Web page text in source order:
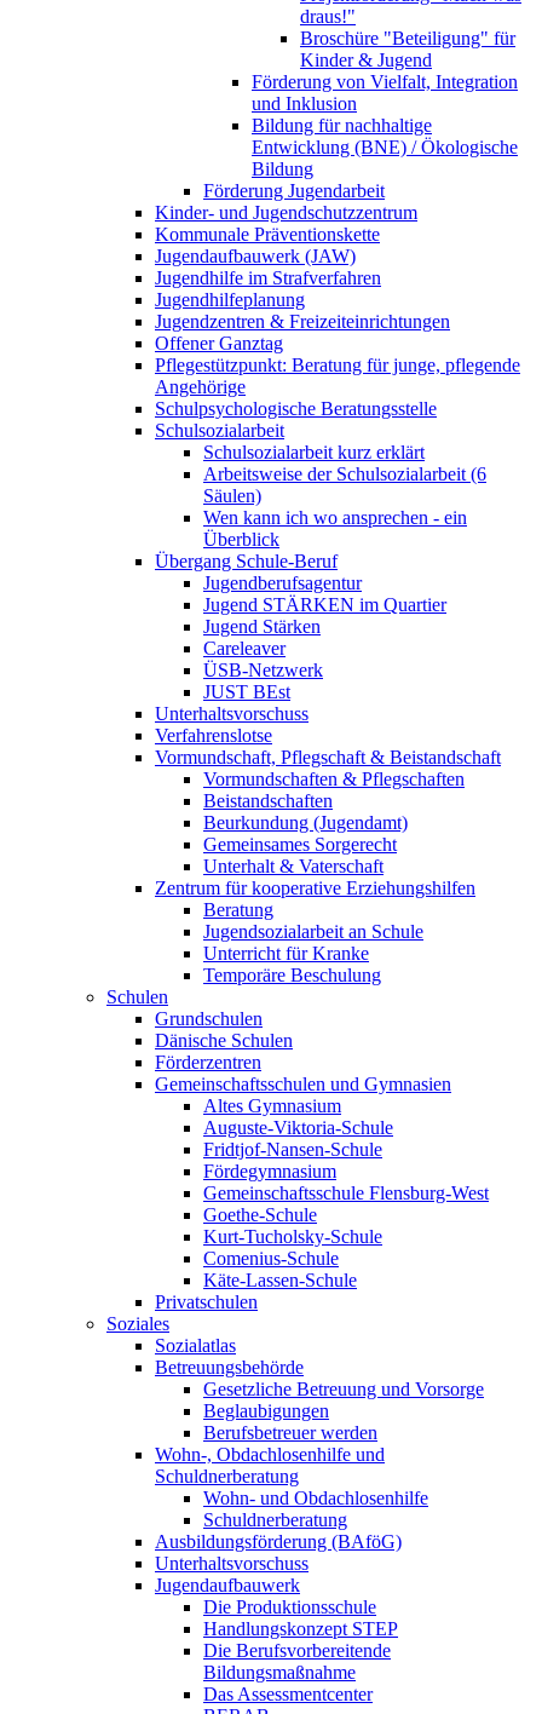
draus!"
Broschüre "Beteiligung" für
Kinder & Jugend
Förderung von Vielfalt, Integration
und Inklusion
Bildung für nachhaltige
Entwicklung (BNE) / Ökologische
Bildung
Förderung Jugendarbeit
Kinder- und Jugendschutzzentrum
Kommunale Präventionskette
Jugendaufbauwerk (JAW)
Jugendhilfe im Strafverfahren
Jugendhilfeplanung
Jugendzentren & Freizeiteinrichtungen
Offener Ganztag
Pflegestützpunkt: Beratung für junge, pflegende
Angehörige
Schulpsychologische Beratungsstelle
Schulsozialarbeit
Schulsozialarbeit kurz erklärt
Arbeitsweise der Schulsozialarbeit (6
Säulen)
Wen kann ich wo ansprechen - ein
Überblick
Übergang Schule-Beruf
Jugendberufsagentur
Jugend STÄRKEN im Quartier
Jugend Stärken
Careleaver
ÜSB-Netzwerk
JUST BEst
Unterhaltsvorschuss
Verfahrenslotse
Vormundschaft, Pflegschaft & Beistandschaft
Vormundschaften & Pflegschaften
Beistandschaften
Beurkundung (Jugendamt)
Gemeinsames Sorgerecht
Unterhalt & Vaterschaft
Zentrum für kooperative Erziehungshilfen
Beratung
Jugendsozialarbeit an Schule
Unterricht für Kranke
Temporäre Beschulung
Schulen
Grundschulen
Dänische Schulen
Förderzentren
Gemeinschaftsschulen und Gymnasien
Altes Gymnasium
Auguste-Viktoria-Schule
Fridtjof-Nansen-Schule
Fördegymnasium
Gemeinschaftsschule Flensburg-West
Goethe-Schule
Kurt-Tucholsky-Schule
Comenius-Schule
Käte-Lassen-Schule
Privatschulen
Soziales
Sozialatlas
Betreuungsbehörde
Gesetzliche Betreuung und Vorsorge
Beglaubigungen
Berufsbetreuer werden
Wohn-, Obdachlosenhilfe und
Schuldnerberatung
Wohn- und Obdachlosenhilfe
Schuldnerberatung
Ausbildungsförderung (BAföG)
Unterhaltsvorschuss
Jugendaufbauwerk
Die Produktionsschule
Handlungskonzept STEP
Die Berufsvorbereitende
Bildungsmaßnahme
Das Assessmentcenter